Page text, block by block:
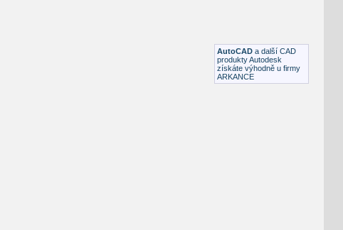
AutoCAD a další CAD
produkty Autodesk
získáte výhodně u firmy
ARKANCE